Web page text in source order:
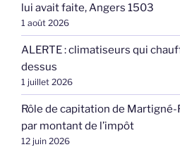
lui avait faite, Angers 1503
1 août 2026
ALERTE : climatiseurs qui
dessus
1 juillet 2026
Rôle de capitation de Martigné-
par montant de l’impôt
12 juin 2026